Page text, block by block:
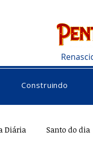
Construindo
Diária Santo do dia